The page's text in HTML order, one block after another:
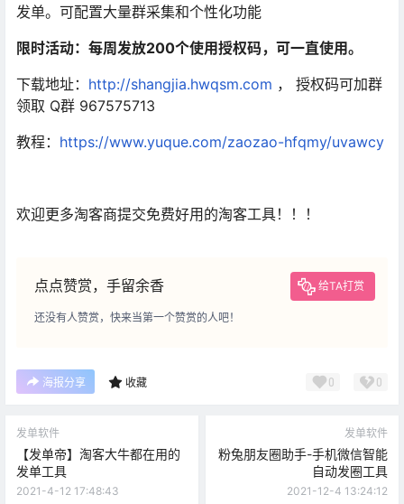
发单。可配置大量群采集和个性化功能
限时活动：每周发放200个使用授权码，可一直使用。
下载地址： http://shangjia.hwqsm.com ， 授权码可加群
领取 Q群 967575713
教程： https://www.yuque.com/zaozao-hfqmy/uvawcy
欢迎更多淘客商提交免费好用的淘客工具！！！
点点赞赏，手留余香 给TA打赏
还没有人赞赏，快来当第一个赞赏的人吧！
海报分享 收藏 0 0
发单软件
【发单帝】淘客大牛都在用的
发单工具
2021-4-12 17:48:43
发单软件
粉兔朋友圈助手-手机微信智能
自动发圈工具
2021-12-4 13:24:12